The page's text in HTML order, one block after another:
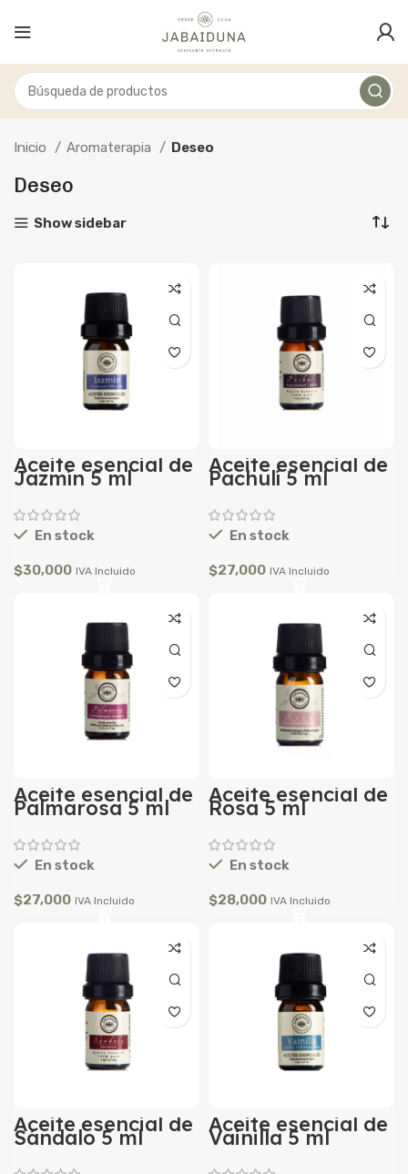
Inicio Aromaterapia Deseo
Deseo
Show sidebar
Aceite esencial de
Jazmín 5 ml
En stock
$30,000 IVA Incluido
Aceite esencial de
Pachulí 5 ml
En stock
$27,000 IVA Incluido
Aceite esencial de
Palmarosa 5 ml
En stock
$27,000 IVA Incluido
Aceite esencial de
Rosa 5 ml
En stock
$28,000 IVA Incluido
Aceite esencial de
Sándalo 5 ml
Aceite esencial de
Vainilla 5 ml